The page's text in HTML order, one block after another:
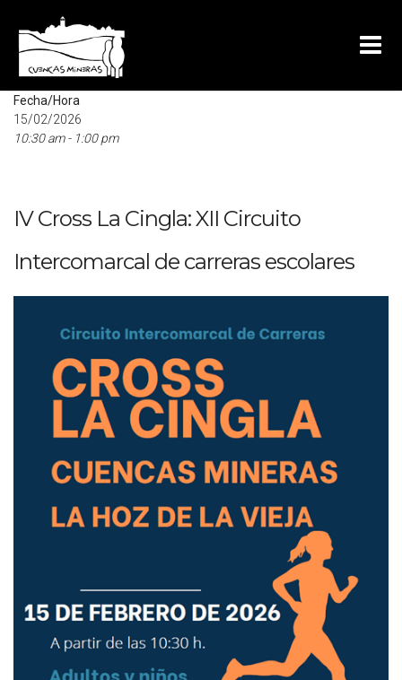
Fecha/Hora
15/02/2026
10:30 am - 1:00 pm
IV Cross La Cingla: XII Circuito
Intercomarcal de carreras escolares